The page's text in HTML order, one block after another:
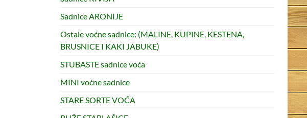
Sadnice ARONIJE
Ostale voćne sadnice: (MALINE, KUPINE, KESTENA,
BRUSNICE I KAKI JABUKE)
STUBASTE sadnice voća
MINI voćne sadnice
STARE SORTE VOĆA